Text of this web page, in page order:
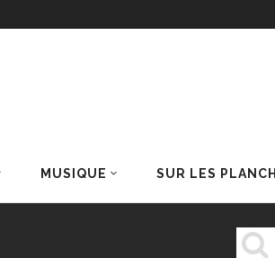
MUSIQUE SUR LES